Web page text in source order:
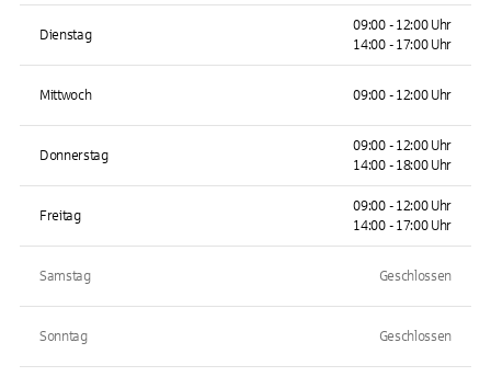
Dienstag
09:00 - 12:00 Uhr
14:00 - 17:00 Uhr
Mittwoch 09:00 - 12:00 Uhr
Donnerstag
09:00 - 12:00 Uhr
14:00 - 18:00 Uhr
Freitag
09:00 - 12:00 Uhr
14:00 - 17:00 Uhr
Samstag Geschlossen
Sonntag Geschlossen